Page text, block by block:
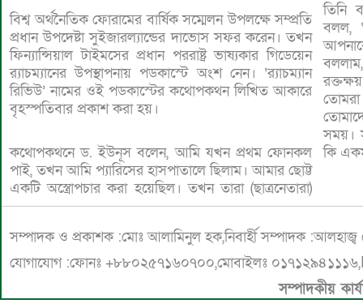
বিশ্ব অর্থনৈতিক ফোরামের বার্ষিক সম্মেলন উপলক্ষে সম্প্রতি
প্রধান উপদেষ্টা সুইজারল্যান্ডের দাভোস সফর করেন। তখন
ফিন্যান্সিয়াল টাইমসের প্রধান পররাষ্ট্র ভাষ্যকার গিডেয়েন
র‌্যাচম্যানের উপস্থাপনায় পডকাস্টে অংশ নেন। ‘র‌্যাচম্যান
রিভিউ’ নামের ওই পডকাস্টের কথোপকথন লিখিত আকারে
বৃহস্পতিবার প্রকাশ করা হয়।
কথোপকথনে ড. ইউনূস বলেন, আমি যখন প্রথম ফোনকল
পাই, তখন আমি প্যারিসের হাসপাতালে ছিলাম। আমার ছোট্ট
একটি অস্ত্রোপচার করা হয়েছিল। তখন তারা (ছাত্রনেতারা)
তিনি
বলল,
সময়।
কি
সম্পাদক ও প্রকাশক :মোঃ আলামিনুল হক,নিবার্হী সম্পাদক
যোগাযোগ :ফোনঃ +৮৮০২৫৭১৬০৭০০,মোবাইলঃ
সম্পাদকীয়